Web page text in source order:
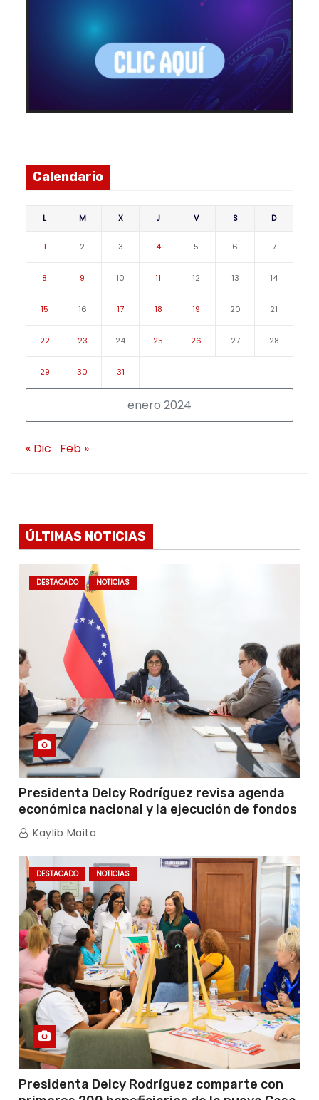
Calendario
enero 2024
L M X J V S D
1 2 3 4 5 6 7
8 9 10 11 12 13 14
15 16 17 18 19 20 21
22 23 24 25 26 27 28
29 30 31
« Dic Feb »
ÚLTIMAS NOTICIAS
DESTACADO NOTICIAS
Presidenta Delcy Rodríguez revisa agenda
económica nacional y la ejecución de fondos
de emergencia post-sismos
Kaylib Maita
DESTACADO NOTICIAS
Presidenta Delcy Rodríguez comparte con